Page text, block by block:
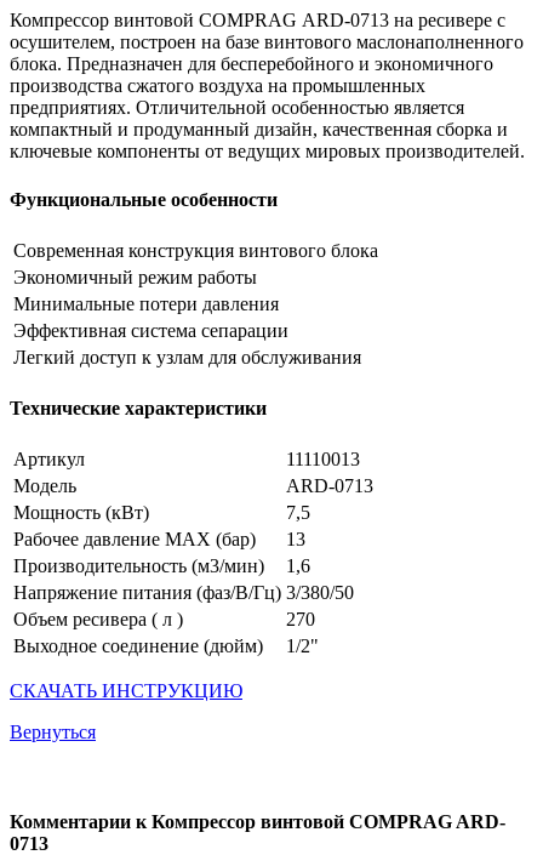
Компрессор винтовой COMPRAG АRD-0713 на ресивере с
осушителем, построен на базе винтового маслонаполненного
блока. Предназначен для бесперебойного и экономичного
производства сжатого воздуха на промышленных
предприятиях. Отличительной особенностью является
компактный и продуманный дизайн, качественная сборка и
ключевые компоненты от ведущих мировых производителей.
Функциональные особенности
Современная конструкция винтового блока
Экономичный режим работы
Минимальные потери давления
Эффективная система сепарации
Легкий доступ к узлам для обслуживания
Технические характеристики
Артикул
11110013
Модель
АRD-0713
Мощность (кВт)
7,5
Рабочее давление MAX (бар)
13
Производительность (м3/мин)
1,6
Напряжение питания (фаз/В/Гц) 3/380/50
Объем ресивера ( л )
270
Выходное соединение (дюйм)
1/2"
СКАЧАТЬ ИНСТРУКЦИЮ
Вернуться
Комментарии к Компрессор винтовой COMPRAG ARD-
0713